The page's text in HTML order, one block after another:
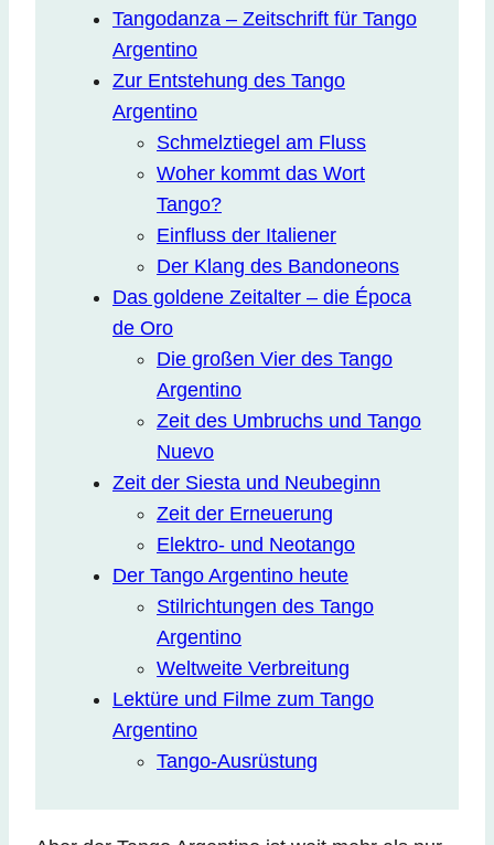
Tangodanza – Zeitschrift für Tango
Argentino
Zur Entstehung des Tango
Argentino
Schmelztiegel am Fluss
Woher kommt das Wort
Tango?
Einfluss der Italiener
Der Klang des Bandoneons
Das goldene Zeitalter – die Época
de Oro
Die großen Vier des Tango
Argentino
Zeit des Umbruchs und Tango
Nuevo
Zeit der Siesta und Neubeginn
Zeit der Erneuerung
Elektro- und Neotango
Der Tango Argentino heute
Stilrichtungen des Tango
Argentino
Weltweite Verbreitung
Lektüre und Filme zum Tango
Argentino
Tango-Ausrüstung